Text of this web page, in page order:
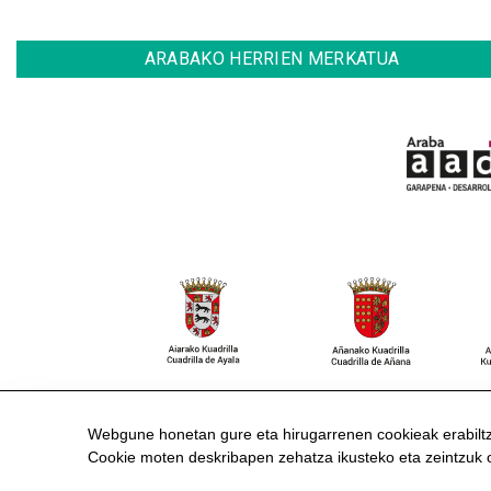
ARABAKO HERRIEN MERKATUA
HARREMANETARAKO